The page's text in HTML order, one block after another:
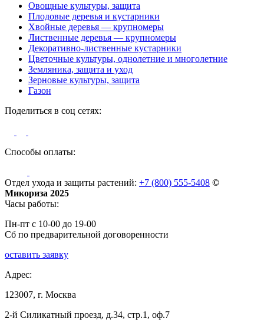
Овощные культуры, защита
Плодовые деревья и кустарники
Хвойные деревья — крупномеры
Лиственные деревья — крупномеры
Декоративно-лиственные кустарники
Цветочные культуры, однолетние и многолетние
Земляника, защита и уход
Зерновые культуры, защита
Газон
Поделиться в соц сетях:
Способы оплаты:
Отдел ухода и защиты растений: +7 (800) 555-5408 ©
Микориза 2025
Часы работы:
Пн-пт с 10-00 до 19-00
Сб по предварительной договоренности
оставить заявку
Адрес:
123007, г. Москва
2-й Силикатный проезд, д.34, стр.1, оф.7